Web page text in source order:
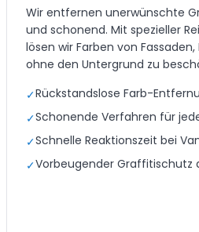
Wir entfernen unerwünschte
und schonend. Mit spezieller
lösen wir Farben von
ohne den Untergrund zu
✓Rückstandslose Farb-
✓Schonende Verfahren für
✓Schnelle Reaktionszeit bei
✓Vorbeugender Graffitischutz